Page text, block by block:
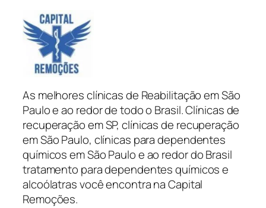
As melhores clínicas de Reabilitação em São
Paulo e ao redor de todo o Brasil. Clínicas de
recuperação em SP, clínicas de recuperação
em São Paulo, clínicas para dependentes
químicos em São Paulo e ao redor do Brasil
tratamento para dependentes químicos e
alcoólatras você encontra na Capital
Remoções.